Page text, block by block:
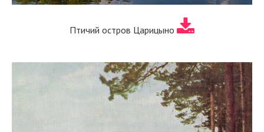
Птичий остров Царицыно